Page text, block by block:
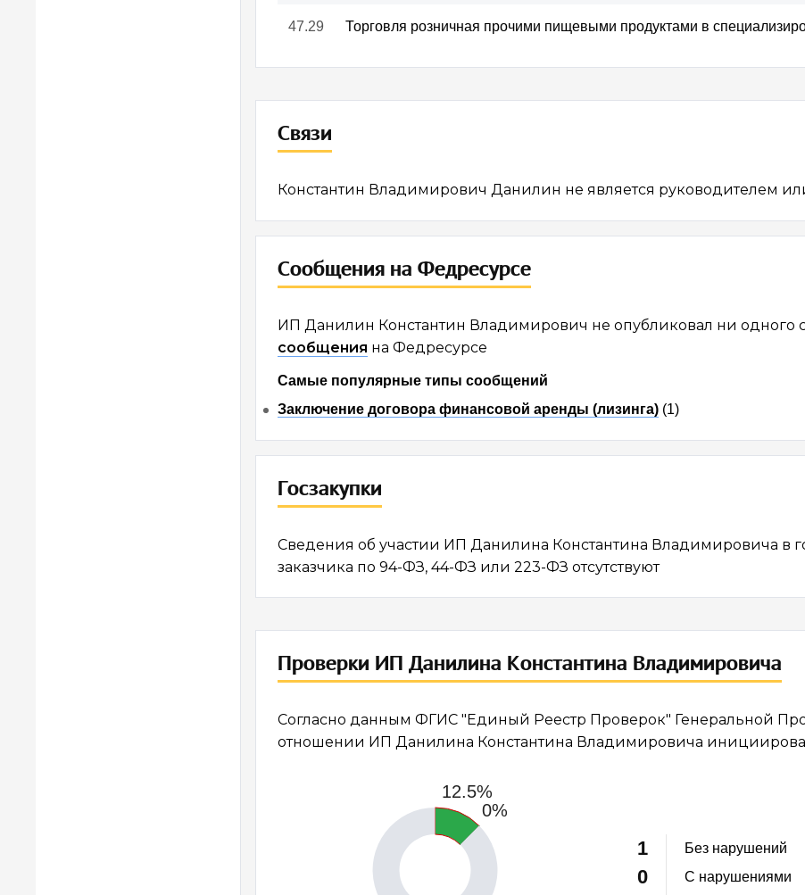
47.29 Торговля розничная прочими пищевыми продуктами в
Связи
Константин Владимирович Данилин не является руководителем
Сообщения на Федресурсе
ИП Данилин Константин Владимирович не опубликовал ни одного
сообщения на Федресурсе
Самые популярные типы сообщений
Заключение договора финансовой аренды (лизинга) (1)
Госзакупки
Сведения об участии ИП Данилина Константина Владимировича в
заказчика по 94-ФЗ, 44-ФЗ или 223-ФЗ отсутствуют
Проверки ИП Данилина Константина Владимировича
Согласно данным ФГИС "Единый Реестр Проверок" Генеральной
отношении ИП Данилина Константина Владимировича
12.5%
0%
1
0
Без нарушений
С нарушениями